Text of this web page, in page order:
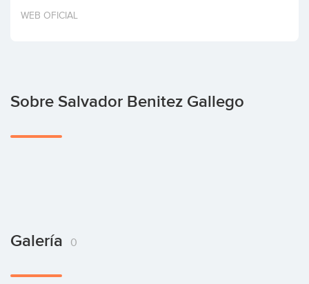
Invertir
WEB OFICIAL
Sobre Salvador Benitez Gallego
Galería 0